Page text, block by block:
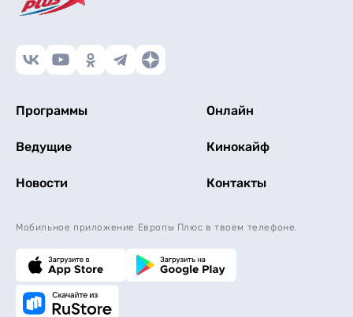
Программы Онлайн
Ведущие Кинокайф
Новости Контакты
Мобильное приложение Европы Плюс в твоем телефоне.